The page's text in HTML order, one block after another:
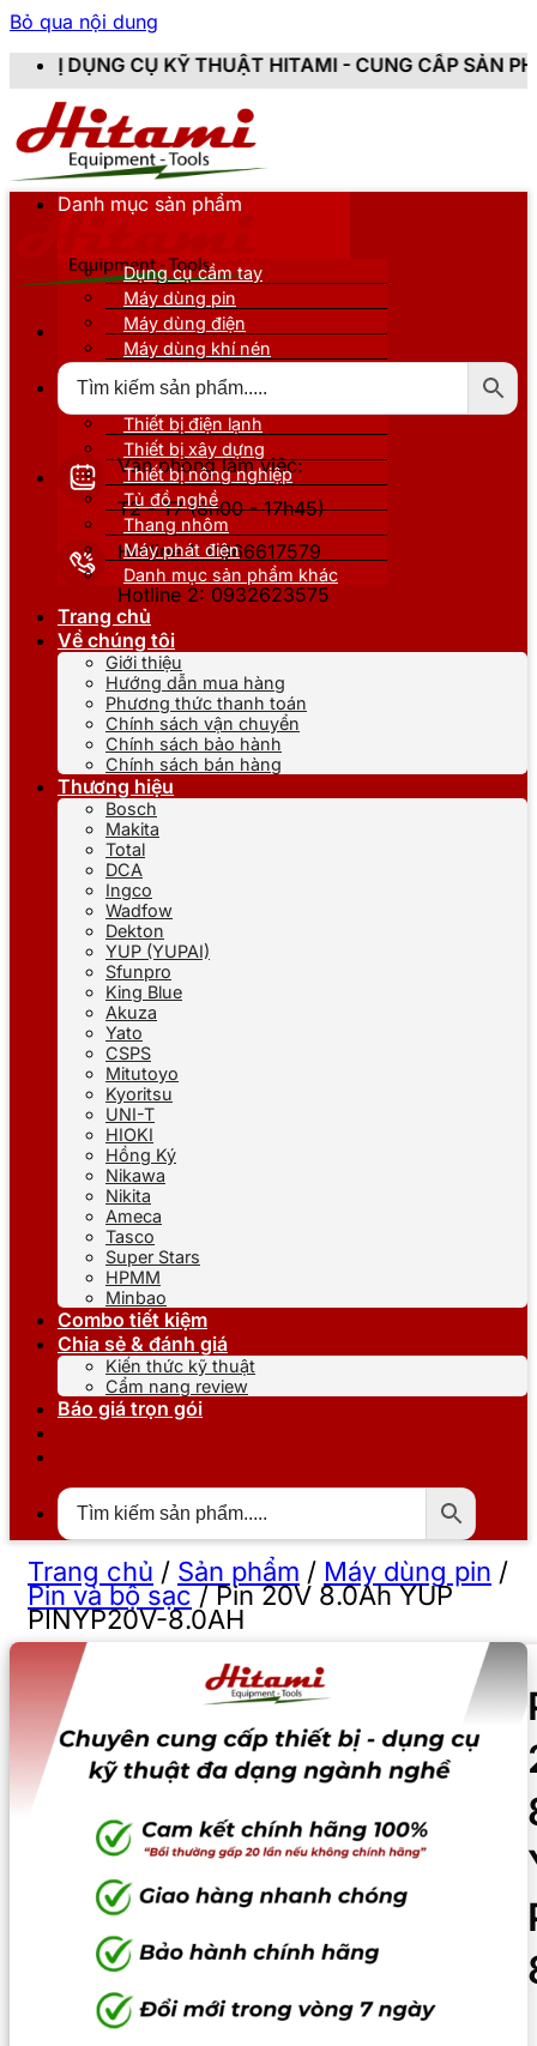
Bỏ qua nội dung
THUẬT HITAMI - CUNG CẤP SẢN PHẨM CHÍNH
Văn phòng làm việc:
T2 - T7 (8h00 - 17h45)
Hotline 1: 0866617579
Hotline 2: 0932623575
Danh mục sản phẩm
Dụng cụ cầm tay
Máy dùng pin
Máy dùng điện
Máy dùng khí nén
Thiết bị nâng đỡ
Thiết bị điện lạnh
Thiết bị xây dựng
Thiết bị nông nghiệp
Tủ đồ nghề
Thang nhôm
Máy phát điện
Danh mục sản phẩm khác
Trang chủ
Về chúng tôi
Giới thiệu
Hướng dẫn mua hàng
Phương thức thanh toán
Chính sách vận chuyển
Chính sách bảo hành
Chính sách bán hàng
Thương hiệu
Bosch
Makita
Total
DCA
Ingco
Wadfow
Dekton
YUP (YUPAI)
Sfunpro
King Blue
Akuza
Yato
CSPS
Mitutoyo
Kyoritsu
UNI-T
HIOKI
Hồng Ký
Nikawa
Nikita
Ameca
Tasco
Super Stars
HPMM
Minbao
Combo tiết kiệm
Chia sẻ & đánh giá
Kiến thức kỹ thuật
Cẩm nang review
Báo giá trọn gói
Trang chủ / Sản phẩm / Máy dùng pin /
Pin và bộ sạc/Pin 20V 8.0Ah YUP
PINYP20V-8.0AH